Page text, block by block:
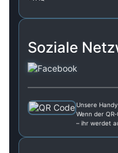
Soziale
Unsere
Wenn der
– ihr werdet